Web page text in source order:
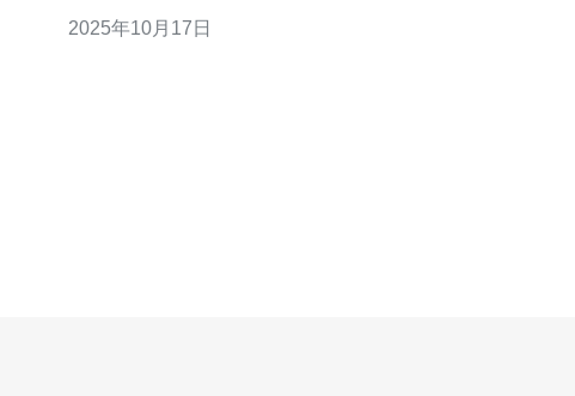
要考虑的三个精华要点： 1. 性能与稳定性 性能是选择日本
2025年10月17日